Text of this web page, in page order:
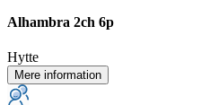
Alhambra 2ch 6p
Hytte
Mere information